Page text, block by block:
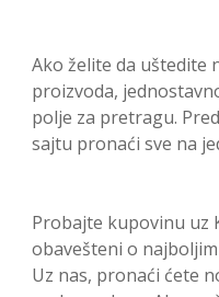
Ako želite da uštedite
proizvoda,
polje za pretragu.
sajtu pronaći sve na
Probajte kupovinu uz
obavešteni o
Uz nas, pronaći ćete